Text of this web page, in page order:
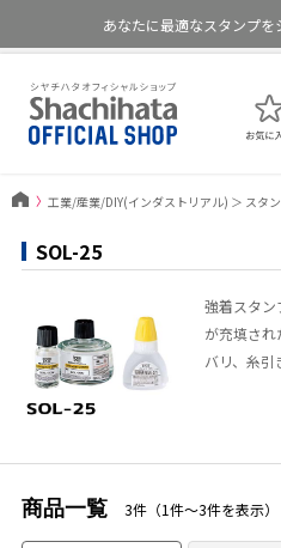
あなたに最適なスタンプ
〉 工業/産業/DIY(インダストリアル) ＞ スタ
SOL-25
強着スタン
が充填さ
バリ、糸
商品一覧 3件（1件〜3件を表示）